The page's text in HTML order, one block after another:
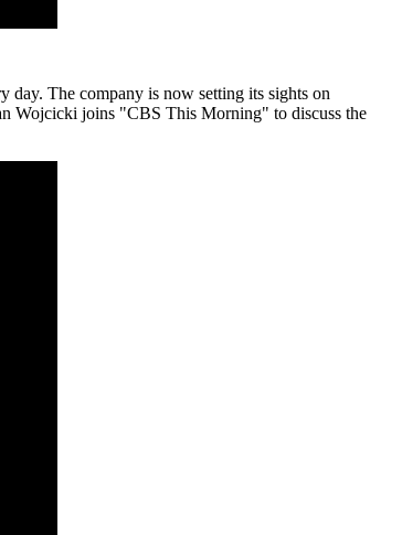
day. The company is now setting its sights on
Wojcicki joins "CBS This Morning" to discuss the